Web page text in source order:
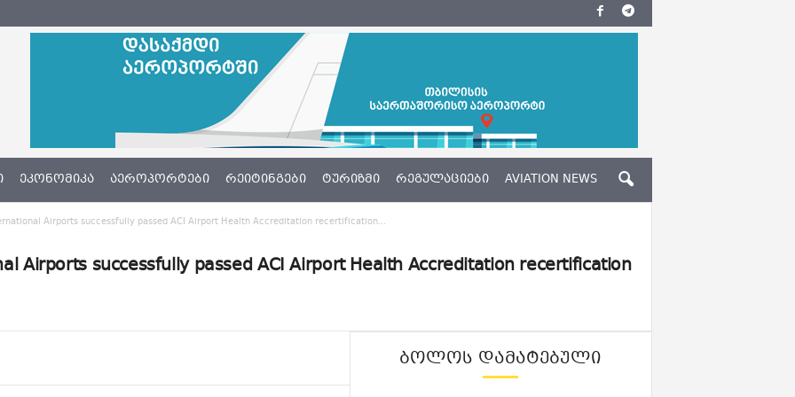
ᲔᲙᲝᲜᲝᲛᲘᲙᲐ ᲐᲔᲠᲝᲞᲝᲠᲢᲔᲑᲘ ᲠᲔᲘᲢᲘᲜᲒᲔᲑᲘ ᲢᲣᲠᲘᲖᲛᲘ ᲠᲔᲒᲣᲚᲐᲪᲘᲔᲑᲘ AVIATION NEWS
Airports successfully passed ACI Airport Health Accreditation recertification...
Airports successfully passed ACI Airport Health Accreditation recertification
ᲑᲝᲚᲝᲡ ᲓᲐᲛᲐᲢᲔᲑᲣᲚᲘ